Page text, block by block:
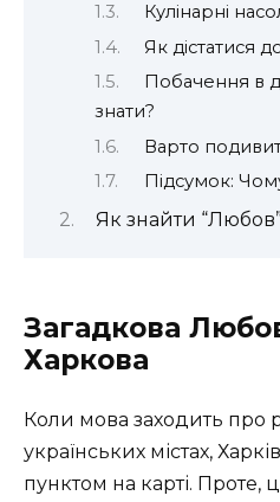
Кулінарні
Як дістатися
Побачення в
знати?
Варто
Підсумок:
Як знайти
Загадкова
Харкова
Коли мова заходить про
українських містах,
пунктом на карті. Проте,